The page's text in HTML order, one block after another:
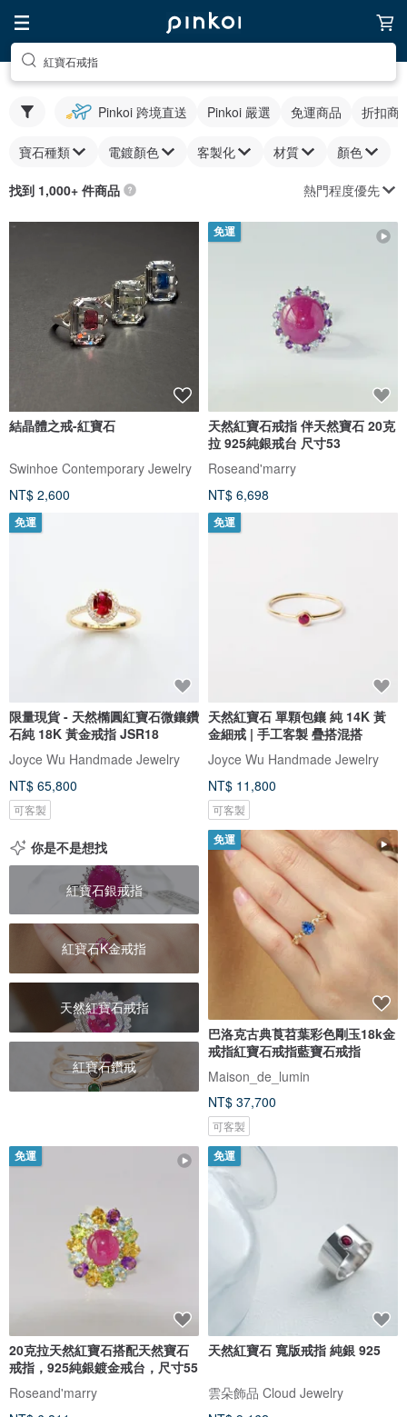
紅寶石戒指
Pinkoi 跨境直送 Pinkoi 嚴選 免運商品 折扣商
寶石種類 電鍍顏色 客製化 材質 顏色
找到 1,000+ 件商品 熱門程度優先
結晶體之戒-紅寶石
Swinhoe Contemporary Jewelry
NT$ 2,600
免運
天然紅寶石戒指 伴天然寶石 20克
拉 925純銀戒台 尺寸53
Roseand'marry
NT$ 6,698
免運
限量現貨 - 天然橢圓紅寶石微鑲鑽
石純 18K 黃金戒指 JSR18
Joyce Wu Handmade Jewelry
NT$ 65,800
可客製
免運
天然紅寶石 單顆包鑲 純 14K 黃
金細戒 | 手工客製 疊搭混搭
Joyce Wu Handmade Jewelry
NT$ 11,800
可客製
你是不是想找
紅寶石銀戒指
紅寶石K金戒指
天然紅寶石戒指
紅寶石鑽戒
免運
巴洛克古典莨苕葉彩色剛玉18k金
戒指紅寶石戒指藍寶石戒指
Maison_de_lumin
NT$ 37,700
可客製
免運
20克拉天然紅寶石搭配天然寶石
戒指，925純銀鍍金戒台，尺寸55
Roseand'marry
免運
天然紅寶石 寬版戒指 純銀 925
雲朵飾品 Cloud Jewelry